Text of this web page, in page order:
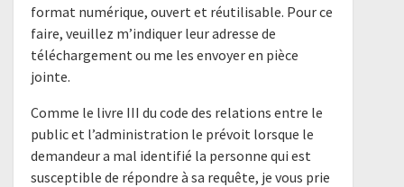
format numérique, ouvert et réutilisable. Pour ce
faire, veuillez m’indiquer leur adresse de
téléchargement ou me les envoyer en pièce
jointe.
Comme le livre III du code des relations entre le
public et l’administration le prévoit lorsque le
demandeur a mal identifié la personne qui est
susceptible de répondre à sa requête, je vous prie